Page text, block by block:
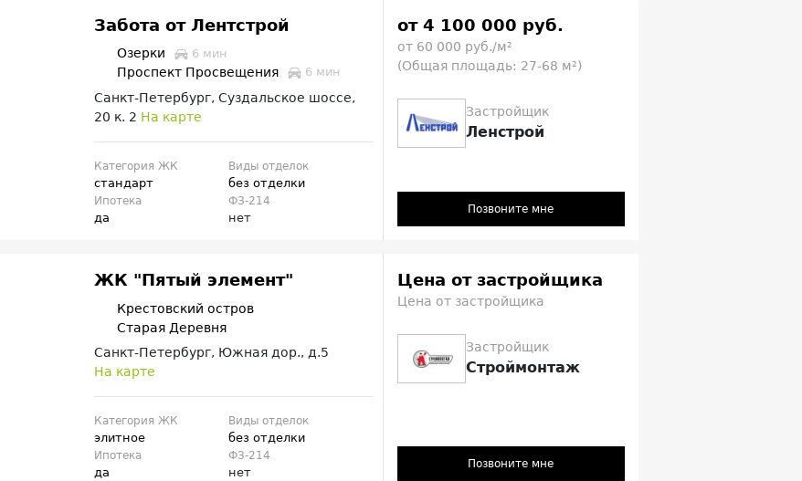
Забота от Лентстрой
Озерки 6 мин
Проспект Просвещения 6 мин
Санкт-Петербург, Суздальское шоссе,
20 к. 2 На карте
Категория ЖК
стандарт
Виды отделок
без отделки
Ипотека
да
ФЗ-214
нет
от 4 100 000 руб.
от 60 000 руб./м²
(Общая площадь: 27-68 м²)
Застройщик
Ленстрой
Позвоните мне
ЖК "Пятый элемент"
Крестовский остров
Старая Деревня
Санкт-Петербург, Южная дор., д.5
На карте
Категория ЖК
элитное
Виды отделок
без отделки
Ипотека
да
ФЗ-214
нет
Цена от застройщика
Цена от застройщика
Застройщик
Строймонтаж
Позвоните мне